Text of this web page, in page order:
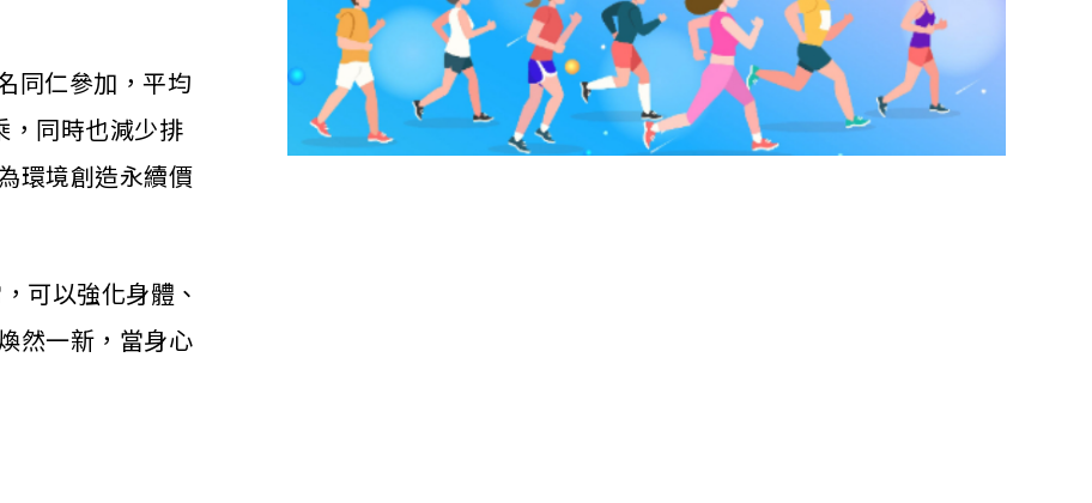
同仁參加，平均
，同時也減少排
環境創造永續價
可以強化身體、
然一新，當身心